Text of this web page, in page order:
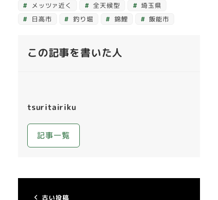
メッツァ近く 全天候型
埼玉県
日高市
釣り堀 錦鯉 飯能市
この記事を書いた人
tsuritairiku
記事一覧
古い投稿